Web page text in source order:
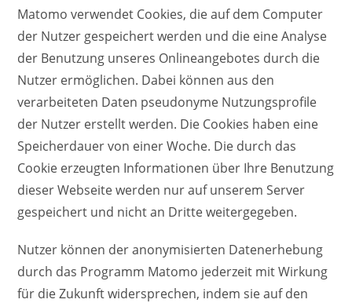
Matomo verwendet Cookies, die auf dem Computer
der Nutzer gespeichert werden und die eine Analyse
der Benutzung unseres Onlineangebotes durch die
Nutzer ermöglichen. Dabei können aus den
verarbeiteten Daten pseudonyme Nutzungsprofile
der Nutzer erstellt werden. Die Cookies haben eine
Speicherdauer von einer Woche. Die durch das
Cookie erzeugten Informationen über Ihre Benutzung
dieser Webseite werden nur auf unserem Server
gespeichert und nicht an Dritte weitergegeben.
Nutzer können der anonymisierten Datenerhebung
durch das Programm Matomo jederzeit mit Wirkung
für die Zukunft widersprechen, indem sie auf den